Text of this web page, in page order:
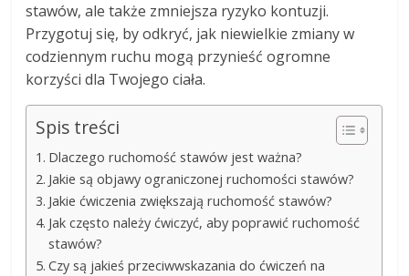
stawów, ale także zmniejsza ryzyko kontuzji.
Przygotuj się, by odkryć, jak niewielkie zmiany w
codziennym ruchu mogą przynieść ogromne
korzyści dla Twojego ciała.
Spis treści
Dlaczego ruchomość stawów jest ważna?
Jakie są objawy ograniczonej ruchomości stawów?
Jakie ćwiczenia zwiększają ruchomość stawów?
Jak często należy ćwiczyć, aby poprawić ruchomość
stawów?
Czy są jakieś przeciwwskazania do ćwiczeń na